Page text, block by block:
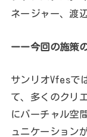
ネージャー、渡
ーー今回の施策
サンリオVfesで
て、多くのクリ
にバーチャル空
ュニケーション